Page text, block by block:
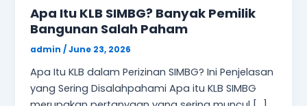
Apa Itu KLB SIMBG? Banyak Pemilik
Bangunan Salah Paham
admin/June 23, 2026
Apa Itu KLB dalam Perizinan SIMBG? Ini Penjelasan
yang Sering Disalahpahami Apa itu KLB SIMBG